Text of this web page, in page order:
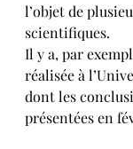
l’objet de
scientifiques.
Il y a, par
réalisée à
dont les
présentées en